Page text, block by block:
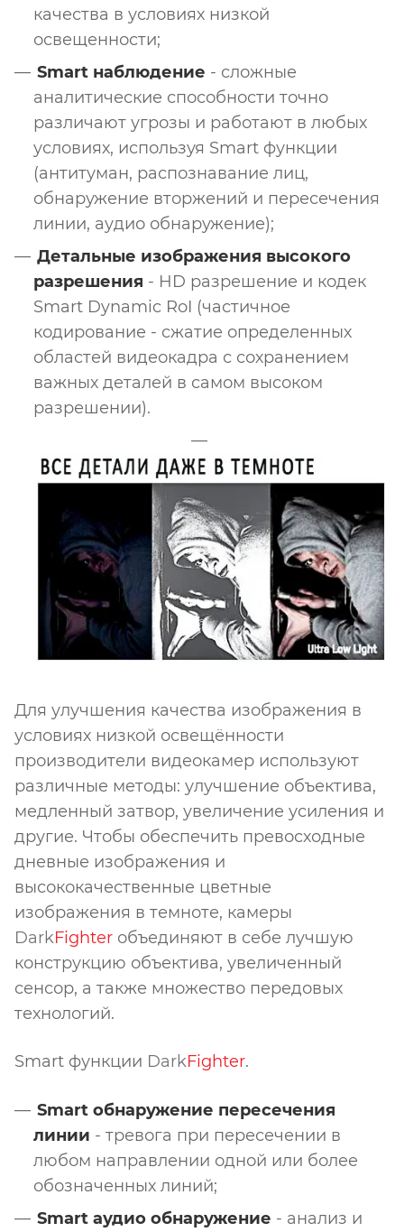
качества в условиях низкой
освещенности;
Smart наблюдение - сложные
аналитические способности точно
различают угрозы и работают в любых
условиях, используя Smart функции
(антитуман, распознавание лиц,
обнаружение вторжений и пересечения
линии, аудио обнаружение);
Детальные изображения высокого
разрешения - HD разрешение и кодек
Smart Dynamic RoI (частичное
кодирование - сжатие определенных
областей видеокадра с сохранением
важных деталей в самом высоком
разрешении).
Для улучшения качества изображения в
условиях низкой освещённости
производители видеокамер используют
различные методы: улучшение объектива,
медленный затвор, увеличение усиления и
другие. Чтобы обеспечить превосходные
дневные изображения и
высококачественные цветные
изображения в темноте, камеры
DarkFighter объединяют в себе лучшую
конструкцию объектива, увеличенный
сенсор, а также множество передовых
технологий.
Smart функции DarkFighter.
Smart обнаружение пересечения
линии - тревога при пересечении в
любом направлении одной или более
обозначенных линий;
Smart аудио обнаружение - анализ и